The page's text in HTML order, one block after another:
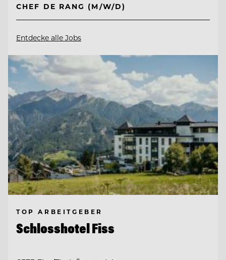
CHEF DE RANG (M/W/D)
Entdecke alle Jobs
TOP ARBEITGEBER
Schlosshotel Fiss